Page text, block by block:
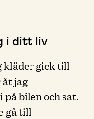
i ditt liv
kläder gick till
jag
på bilen och sat.
gå till